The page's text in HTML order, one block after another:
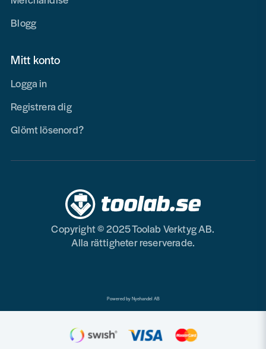
Blogg
Mitt konto
Logga in
Registrera dig
Glömt lösenord?
Copyright © 2025 Toolab Verktyg AB.
Alla rättigheter reserverade.
Powered by Nyehandel AB